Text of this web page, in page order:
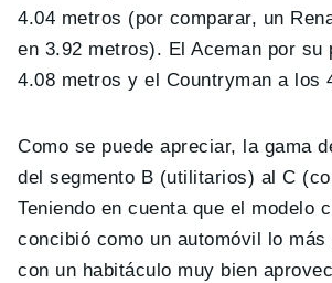
4.04 metros (por comparar, un
en 3.92 metros). El Aceman por su
4.08 metros y el Countryman a los
Como se puede apreciar, la gama
del segmento B (utilitarios) al C
Teniendo en cuenta que el modelo
concibió como un automóvil lo
con un habitáculo muy bien